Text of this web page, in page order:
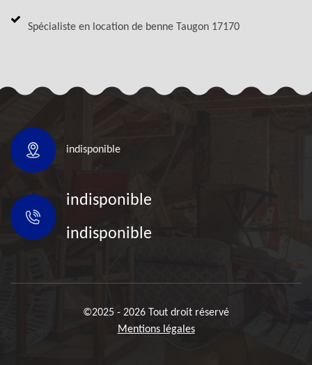
Spécialiste en location de benne Taugon 17170
indisponible
indisponible
indisponible
©2025 - 2026 Tout droit réservé
Mentions légales